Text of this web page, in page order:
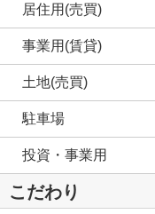
居住用(売買)
事業用(賃貸)
土地(売買)
駐車場
投資・事業用
こだわり